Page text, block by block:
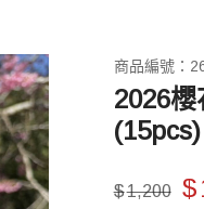
商品編號：
2026
(15pcs)
$1,200 $